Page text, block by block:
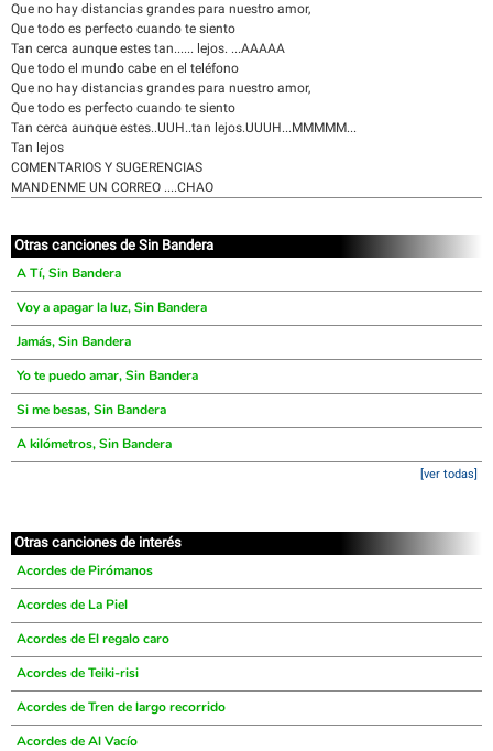
Que no hay distancias grandes para nuestro amor,
Que todo es perfecto cuando te siento
Tan cerca aunque estes tan...... lejos. ...AAAAA
Que todo el mundo cabe en el teléfono
Que no hay distancias grandes para nuestro amor,
Que todo es perfecto cuando te siento
Tan cerca aunque estes..UUH..tan lejos.UUUH...MMMMM...
Tan lejos
COMENTARIOS Y SUGERENCIAS
MANDENME UN CORREO ....CHAO
Otras canciones de Sin Bandera
A Tí, Sin Bandera
Voy a apagar la luz, Sin Bandera
Jamás, Sin Bandera
Yo te puedo amar, Sin Bandera
Si me besas, Sin Bandera
A kilómetros, Sin Bandera
[ver todas]
Otras canciones de interés
Acordes de Pirómanos
Acordes de La Piel
Acordes de El regalo caro
Acordes de Teiki-risi
Acordes de Tren de largo recorrido
Acordes de Al Vacío